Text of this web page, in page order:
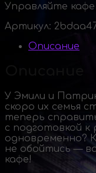
Управляйте
Артикул:
Описание
У Эмили и
скоро их семья
теперь
с подготовкой
одновременно?
не обойтись —
кафе!